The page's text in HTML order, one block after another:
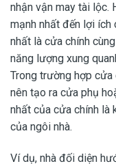
nhận vận may tài lộc.
mạnh nhất đến lợi ích
nhất là cửa chính
năng lượng xung
Trong trường hợp cửa
nên tạo ra cửa phụ
nhất của cửa chính là
của ngôi nhà.
Ví dụ, nhà đối diện